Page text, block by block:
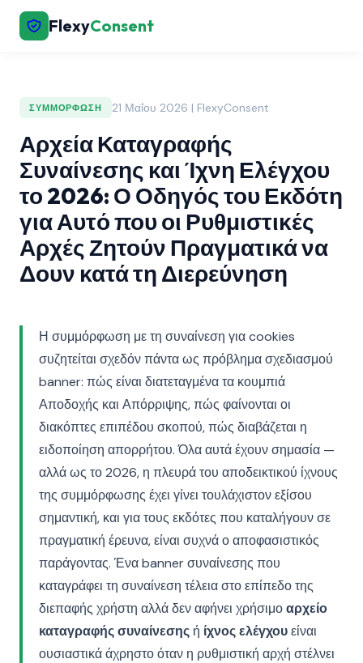
FlexyConsent
ΣΥΜΜΌΡΦΩΣΗ 21 Μαΐου 2026 | FlexyConsent
Αρχεία Καταγραφής
Συναίνεσης και Ίχνη Ελέγχου
το 2026: Ο Οδηγός του Εκδότη
για Αυτό που οι Ρυθμιστικές
Αρχές Ζητούν Πραγματικά να
Δουν κατά τη Διερεύνηση
Η συμμόρφωση με τη συναίνεση για cookies
συζητείται σχεδόν πάντα ως πρόβλημα σχεδιασμού
banner: πώς είναι διατεταγμένα τα κουμπιά
Αποδοχής και Απόρριψης, πώς φαίνονται οι
διακόπτες επιπέδου σκοπού, πώς διαβάζεται η
ειδοποίηση απορρήτου. Όλα αυτά έχουν σημασία —
αλλά ως το 2026, η πλευρά του αποδεικτικού ίχνους
της συμμόρφωσης έχει γίνει τουλάχιστον εξίσου
σημαντική, και για τους εκδότες που καταλήγουν σε
πραγματική έρευνα, είναι συχνά ο αποφασιστικός
παράγοντας. Ένα banner συναίνεσης που
καταγράφει τη συναίνεση τέλεια στο επίπεδο της
διεπαφής χρήστη αλλά δεν αφήνει χρήσιμοαρχείο
καταγραφής συναίνεσης ή ίχνος ελέγχουείναι
ουσιαστικά άχρηστο όταν η ρυθμιστική αρχή στέλνει